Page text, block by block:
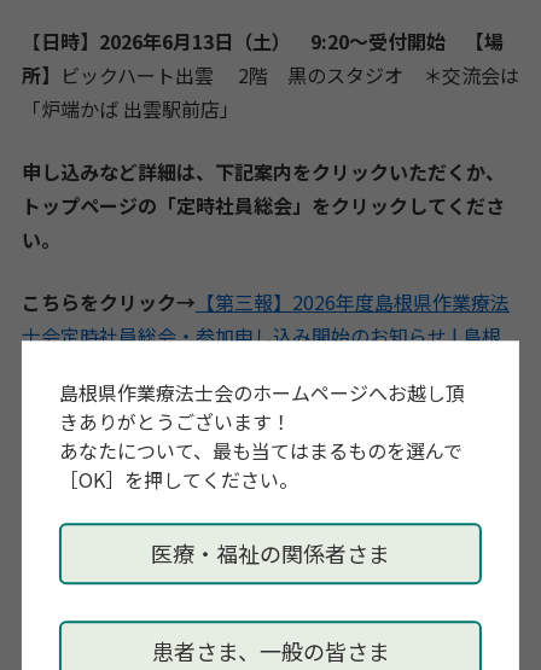
島根県作業療法士会のホームページへお越し頂
きありがとうございます！
あなたについて、最も当てはまるものを選んで
［OK］を押してください。
医療・福祉の関係者さま
患者さま、一般の皆さま
【日時】2026年6月13日（土） 9:20～受付開始
【場
所】 ビックハート出雲 2階 黒のスタジオ ＊交流会は
「炉端かば 出雲駅前店」
申し込みなど詳細は、下記案内をクリックいただくか、
トップページの「定時社員総会」をクリックしてくださ
い。
こちらをクリック→ 【第三報】2026年度島根県作業療法
士会定時社員総会・参加申し込み開始のお知らせ | 島根
総会参加にあたっての注意点】
※ 決議事項の第１号議案（２０２５年度事業報告）と第
２号議案（２０２５年度収支決算報告及び監査報告）に
ついては、読み上げは行いません。事前に総会議案書を
確認いただき、当日は質問・採決に移らさせていただき